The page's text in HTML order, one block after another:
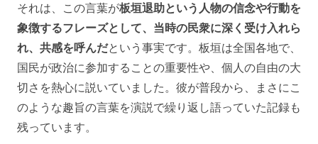
それは、この言葉が板垣退助という人物の信念や行動を
象徴するフレーズとして、当時の民衆に深く受け入れら
れ、共感を呼んだという事実です。板垣は全国各地で、
国民が政治に参加することの重要性や、個人の自由の大
切さを熱心に説いていました。彼が普段から、まさにこ
のような趣旨の言葉を演説で繰り返し語っていた記録も
残っています。